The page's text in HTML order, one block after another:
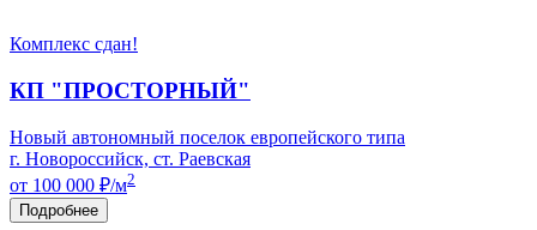
Комплекс сдан!
КП "ПРОСТОРНЫЙ"
Новый автономный поселок европейского типа
г. Новороссийск, ст. Раевская
от 100 000 ₽/м2
Подробнее